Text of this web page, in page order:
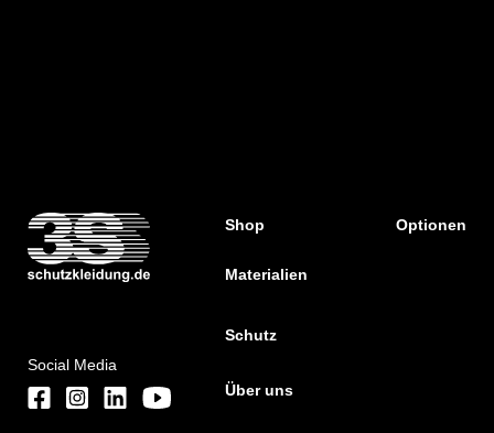
Social Media
Shop Optionen
Materialien
Schutz
Über uns